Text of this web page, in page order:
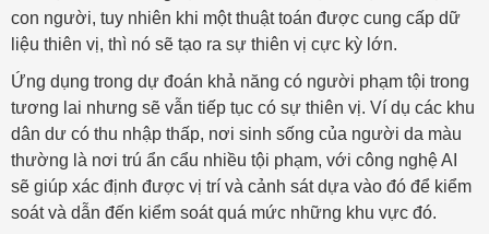
con người, tuy nhiên khi một thuật toán được cung cấp dữ
liệu thiên vị, thì nó sẽ tạo ra sự thiên vị cực kỳ lớn.
Ứng dụng trong dự đoán khả năng có người phạm tội trong
tương lai nhưng sẽ vẫn tiếp tục có sự thiên vị. Ví dụ các khu
dân dư có thu nhập thấp, nơi sinh sống của người da màu
thường là nơi trú ẩn cẩu nhiều tội phạm, với công nghệ AI
sẽ giúp xác định được vị trí và cảnh sát dựa vào đó để kiểm
soát và dẫn đến kiểm soát quá mức những khu vực đó.